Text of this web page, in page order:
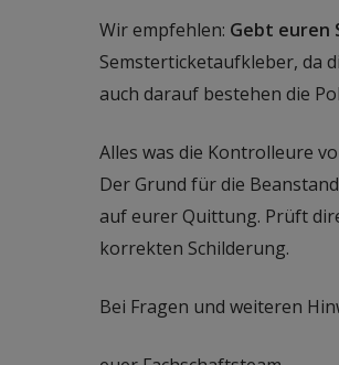
Wir empfehlen: Gebt euren
Semsterticketaufkleber, da
auch darauf bestehen die
Alles was die Kontrolleure
Der Grund für die
auf eurer Quittung. Prüft
korrekten Schilderung.
Bei Fragen und weiteren